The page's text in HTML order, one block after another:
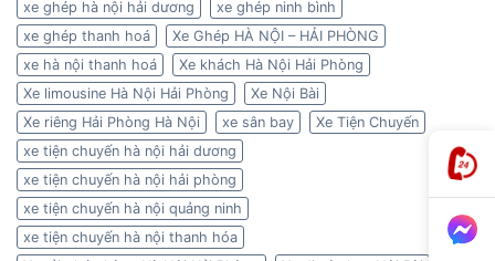
xe ghép hà nội hải dương
xe ghép ninh bình
xe ghép thanh hoá
Xe Ghép HÀ NỘI – HẢI PHÒNG
xe hà nội thanh hoá
Xe khách Hà Nội Hải Phòng
Xe limousine Hà Nội Hải Phòng
Xe Nội Bài
Xe riêng Hải Phòng Hà Nội
xe sân bay
Xe Tiện Chuyến
xe tiện chuyến hà nội hải dương
xe tiện chuyến hà nội hải phòng
xe tiện chuyến hà nội quảng ninh
xe tiện chuyến hà nội thanh hóa